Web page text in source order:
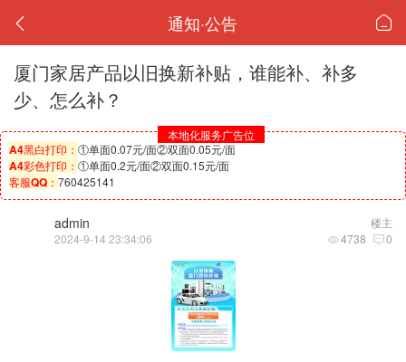
通知·公告
厦门家居产品以旧换新补贴，谁能补、补多
少、怎么补？
本地化服务广告位
A4黑白打印： ①单面0.07元/面②双面0.05元/面
A4彩色打印： ①单面0.2元/面②双面0.15元/面
客服QQ： 760425141
楼主
admin
4738 0
2024-9-14 23:34:06